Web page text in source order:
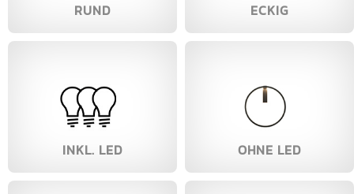
RUND ECKIG
INKL. LED OHNE LED